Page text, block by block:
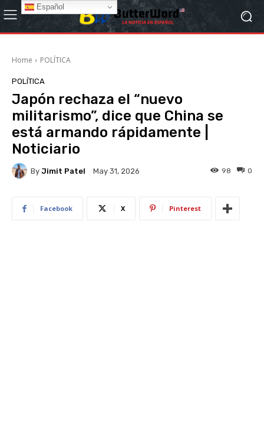
Home POLÍTICA
POLÍTICA
Japón rechaza el “nuevo
militarismo”, dice que China se
está armando rápidamente |
Noticiario
By Jimit Patel May 31, 2026 0
98
Facebook X Pinterest
Español